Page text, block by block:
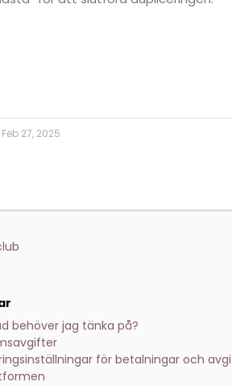
Feb 27, 2025
behöver jag tänka på?
för betalningar och